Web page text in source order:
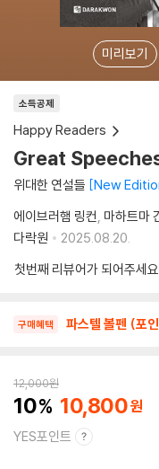
미리보기
소득공제
Happy Readers
Great
위대한 연설들 New
에이브러햄 링컨 마하트마
다락원
2025.08.20.
첫번째 리뷰어가 되어주세요
구매혜택 파스텔 볼펜 (포
12,000원
10 10,800
YES포인트